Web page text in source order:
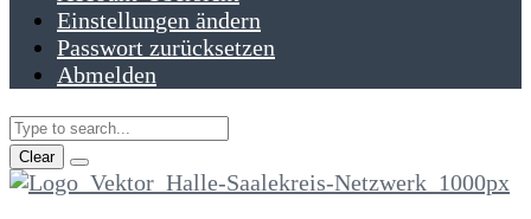
Einstellungen ändern
Passwort zurücksetzen
Abmelden
Clear